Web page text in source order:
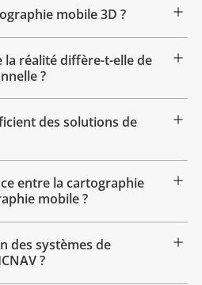
mobile 3D ?
la réalité diffère-t-elle de
?
des solutions de
entre la cartographie
mobile ?
des systèmes de
?